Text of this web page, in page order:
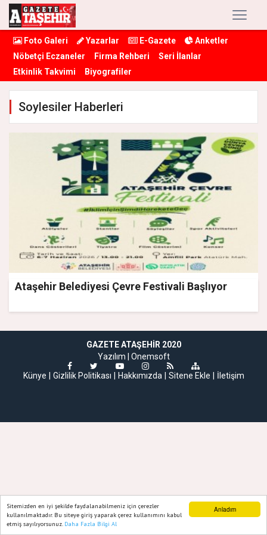
Anladım
Sitemizden en iyi şekilde faydalanabilmeniz için çerezler
kullanılmaktadır. Bu siteye giriş yaparak çerez kullanımını kabul
etmiş sayılıyorsunuz. Daha Fazla Bilgi Al
Foto Galeri Yazarlar E-Gazete
Anketler
Nöbetçi Eczaneler
Firma Rehberi
Seri İlanlar
Etkinlik Takvimi
Biyografiler
Soylesiler Haberleri
Ataşehir Belediyesi Çevre Festivali Başlıyor
GAZETE ATAŞEHIR 2020
Yazılım | Onemsoft
Künye
Gizlilik Politikası Hakkımızda Sitene Ekle İletişim
Ana Sayfa Web TV